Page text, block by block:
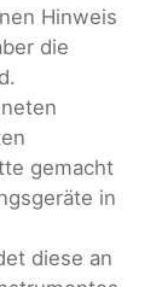
Hinweis
die
gemacht
in
diese an